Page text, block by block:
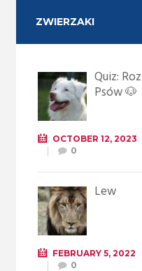
ZWIERZAKI
Quiz:
Psów 🐶
OCTOBER 12, 2023
0
Lew
FEBRUARY 5, 2022
0